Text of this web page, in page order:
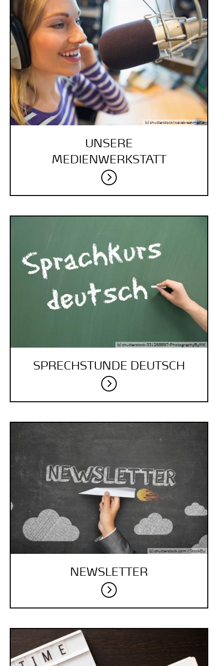
(c) shutterstock/wavebreakmedia-
UNSERE
MEDIENWERK­STATT
(c) shutterstock-331268897-PhotographyByMK
SPRECHSTUNDE DEUTSCH
(c) shutterstock.com / StockEU
NEWSLETTER